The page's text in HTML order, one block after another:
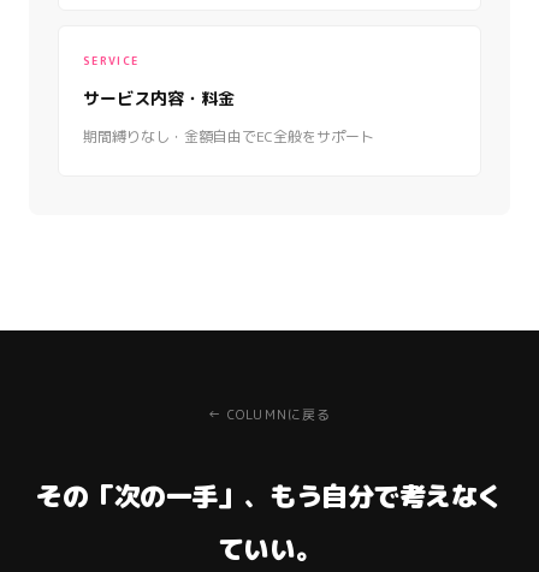
SERVICE
サービス内容・料金
期間縛りなし・金額自由でEC全般をサポート
← COLUMNに戻る
その「次の一手」、もう自分で考えなく
ていい。